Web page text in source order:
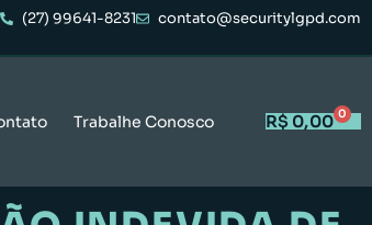
(27) 99641-8231 contato@securitylgpd.com
Trabalhe Conosco R$ 0,00 0